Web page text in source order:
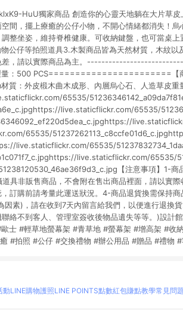
HuU獨家商品 創造你的心靈天地躺在大片草皮
間，擺上療癒的公仔小物，不開心情緒都消失！
整坐姿，維持脊椎健康。可收納鍵盤，也可當桌
公仔等拍照道具3.木製商品皆為天然材質，木紋
差，請以實際商品為主。
量：500 PCS=======================【
質：外皮椴木曲木成形、內層烏心石、人造草皮
65535/
live.staticflickr.com/65535/
65535/
live.staticflickr.com/65535/
live.staticflickr.com/
【注意事項】1-商
具非販售商品，不會附在售出商品裡面，請以實
訂購前請考量此運送狀況。4-商品退貨換需保持
因素)，請在收到7天內留言給我們，以便進行退換
絡不到客人、管理室簽收後物品遺失等等。)設計
士 #輕草地螢幕架 #青草地 #螢幕架 #增高架 #
#拍照 #公仔 #交換禮物 #辦公用品 #贈品 #禮物
動LINE購物護照LINE POINTS點數紅包賺點教學常見問題